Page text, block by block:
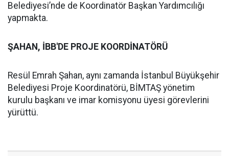
Belediyesi’nde de Koordinatör Başkan Yardımcılığı
yapmakta.
ŞAHAN, İBB'DE PROJE KOORDİNATÖRÜ
Resül Emrah Şahan, aynı zamanda İstanbul Büyükşehir
Belediyesi Proje Koordinatörü, BİMTAŞ yönetim
kurulu başkanı ve imar komisyonu üyesi görevlerini
yürüttü.